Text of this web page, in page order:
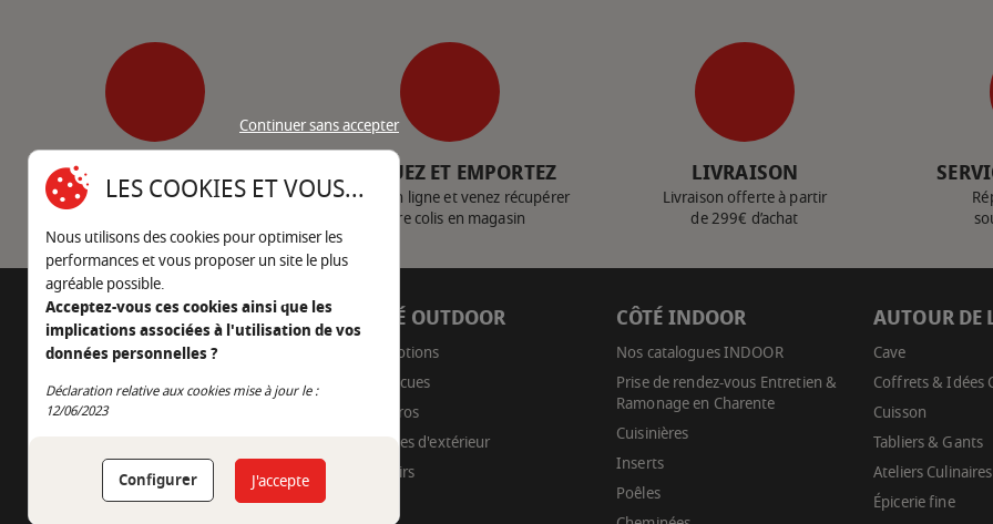
SERVICE CLIENT
Nous contacter
CLIQUEZ ET EMPORTEZ
Achetez en ligne et venez récupérer
votre colis en magasin
LIVRAISON
Livraison offerte à partir
de 299€ d’achat
AUTOUR DU FEU
05 45 22 98 09
Nous envoyer un e-mail
CÔTÉ OUTDOOR
Promotions
Barbecues
Braseros
Cuisines d'extérieur
Fumoirs
CÔTÉ INDOOR
Nos catalogues INDOOR
Prise de rendez-vous Entretien &
Ramonage en Charente
Cuisinières
Inserts
Poêles
AUTOUR DE
Cave
Coffrets & Idées
Cuisson
Tabliers & Gants
Ateliers Culinaires
Épicerie fine
Continuer sans accepter
LES COOKIES ET VOUS...
Nous utilisons des cookies pour optimiser les
performances et vous proposer un site le plus
agréable possible.
Acceptez-vous ces cookies ainsi que les
implications associées à l'utilisation de vos
données personnelles ?
Déclaration relative aux cookies mise à jour le :
12/06/2023
Configurer J'accepte